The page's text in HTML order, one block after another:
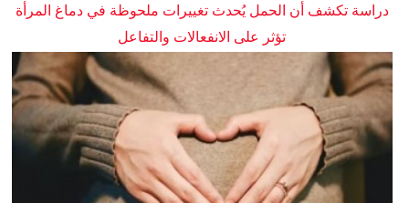
دراسة تكشف أن الحمل يُحدث تغييرات ملحوظة في دماغ المرأة
تؤثر على الانفعالات والتفاعل